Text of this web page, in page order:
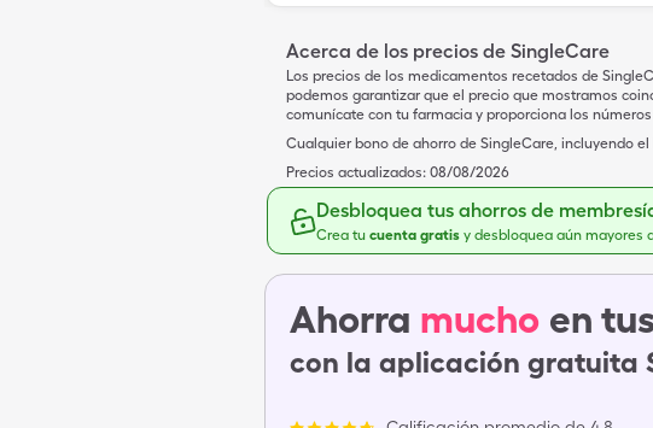
Acerca de los precios de SingleCare
Los precios de los medicamentos recetados de
podemos garantizar que el precio que mostramos
comunícate con tu farmacia y proporciona los
Cualquier bono de ahorro de SingleCare, incluyendo
Precios actualizados: 08/08/2026
Desbloquea tus ahorros de
Crea tu cuenta gratis y desbloquea aún mayores
Ahorra mucho en
con la aplicación gratuita